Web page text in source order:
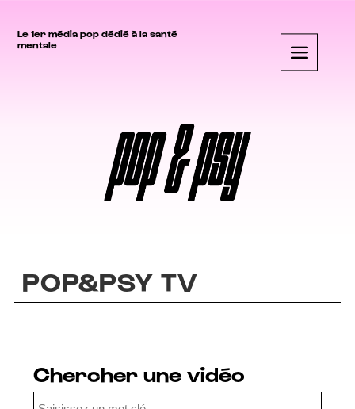
Le 1er média pop dédié à la santé
mentale
POP&PSY TV
Chercher une vidéo